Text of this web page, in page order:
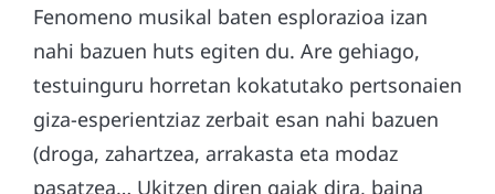
Fenomeno musikal baten esplorazioa izan
nahi bazuen huts egiten du. Are gehiago,
testuinguru horretan kokatutako pertsonaien
giza-esperientziaz zerbait esan nahi bazuen
(droga, zahartzea, arrakasta eta modaz
pasatzea… Ukitzen diren gaiak dira, baina